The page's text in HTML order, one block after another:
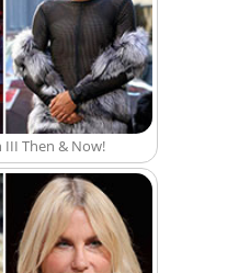
III Then & Now!